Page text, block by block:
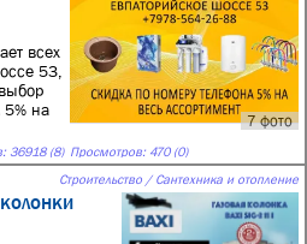
7 фото
всех
53,
5% на
36918 (8) Просмотров: 470 (0)
Строительство / Сантехника и отопление